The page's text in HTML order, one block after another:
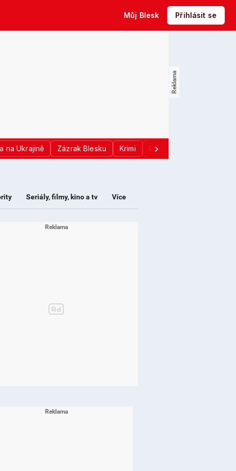
Můj Blesk Přihlásit se
na Ukrajině Zázrak Blesku Krimi Donald Trump
Seriály, filmy, kino a tv Více